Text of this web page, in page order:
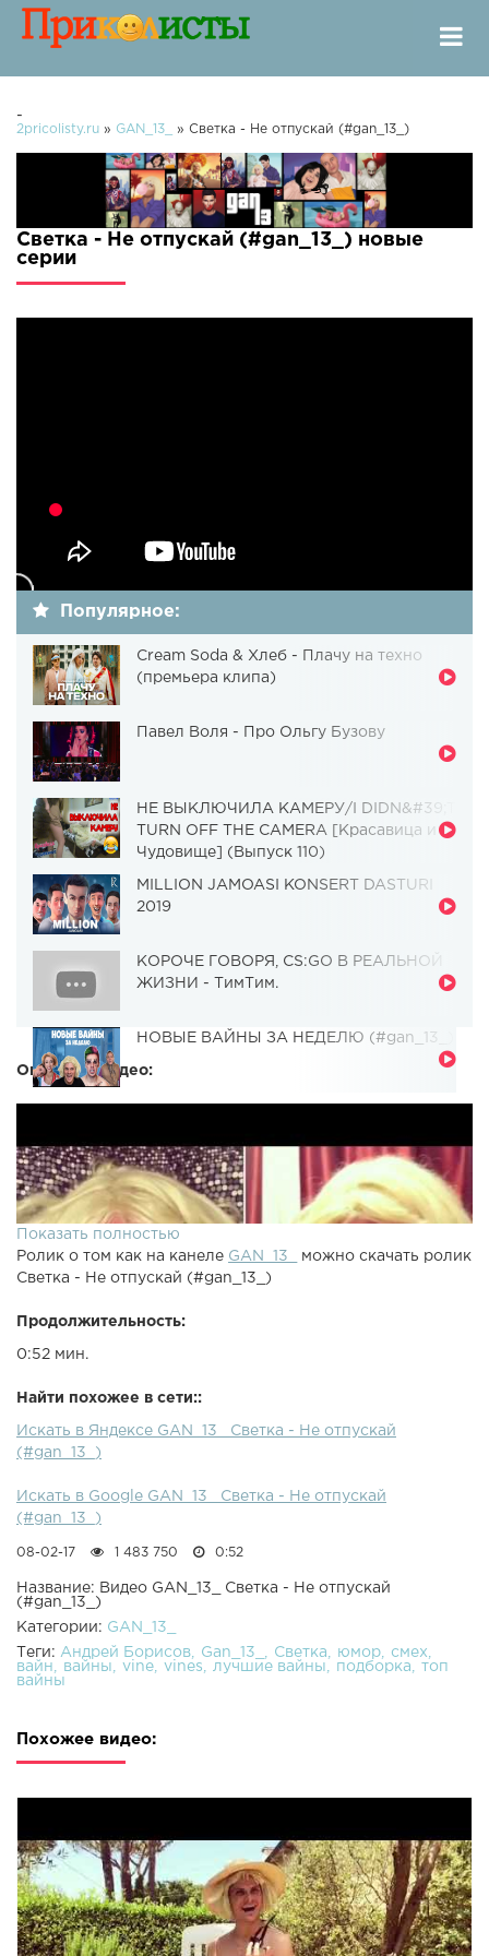
-
2pricolisty.ru » GAN_13_ » Светка - Не отпускай (#gan_13_)
Светка - Не отпускай (#gan_13_) новые
серии
Популярное:
Cream Soda & Хлеб - Плачу на техно
(премьера клипа)
Павел Воля - Про Ольгу Бузову
НЕ ВЫКЛЮЧИЛА КАМЕРУ/I DIDN&#39;T
TURN OFF THE CAMERA [Красавица и
Чудовище] (Выпуск 110)
MILLION JAMOASI KONSERT DASTURI
2019
КОРОЧЕ ГОВОРЯ, CS:GO В РЕАЛЬНОЙ
ЖИЗНИ - ТимТим.
НОВЫЕ ВАЙНЫ ЗА НЕДЕЛЮ (#gan_13_)
Описание видео:
Показать полностью
Ролик о том как на канеле GAN_13_
можно скачать ролик
Светка - Не отпускай (#gan_13_)
Продолжительность:
0:52 мин.
Найти похожее в сети::
Искать в Яндексе GAN_13_ Светка - Не отпускай
(#gan_13_)
Искать в Google GAN_13_ Светка - Не отпускай
(#gan_13_)
08-02-17 1 483 750 0:52
Название: Видео GAN_13_ Светка - Не отпускай
(#gan_13_)
Категории: GAN_13_
Теги: Андрей Борисов Gan_13_ Светка юмор
смех
вайн
вайны vine vines лучшие вайны подборка
топ
вайны
Похожее видео: